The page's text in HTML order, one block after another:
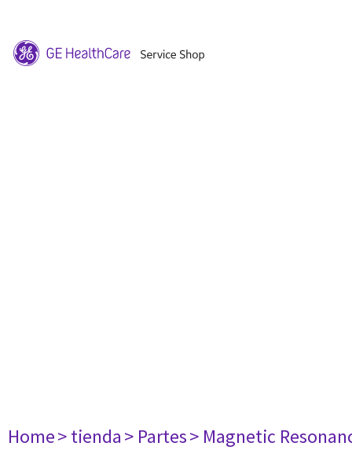
Home> tienda> Partes> Magnetic